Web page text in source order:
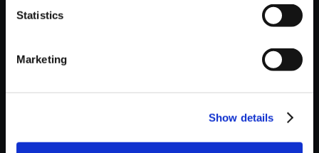
Statistics
Marketing
Show details
おすすめ商品
た 魔界村 オ...
た 魔界村 オ...
た 魔界村 オ...